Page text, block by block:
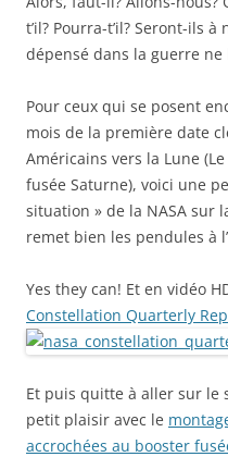
t’il? Pourra-t’il? Seront-ils
dépensé dans la guerre ne
Pour ceux qui se posent
mois de la première date
Américains vers la Lune
fusée Saturne), voici une
situation » de la NASA sur
remet bien les pendules à
Yes they can! Et en vidéo
Constellation Quarterly
Et puis quitte à aller sur le
petit plaisir avec le
accrochées au booster